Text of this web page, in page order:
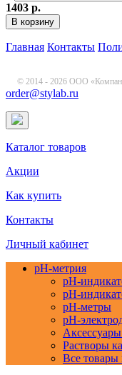
1403 р.
Главная Контакты
© 2014 - 2026 ООО
order@stylab.ru
Каталог товаров
Акции
Как купить
Контакты
Личный кабинет
pH-метрия
pH-
pH-
pH-метры
pH-
Растворы
Все товары